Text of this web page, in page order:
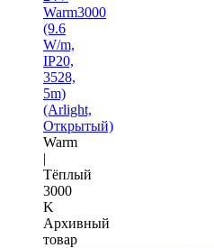
Warm3000
(9.6
W/m,
IP20,
3528,
5m)
(Arlight,
Открытый)
Warm
|
Тёплый
3000
K
Архивный
товар